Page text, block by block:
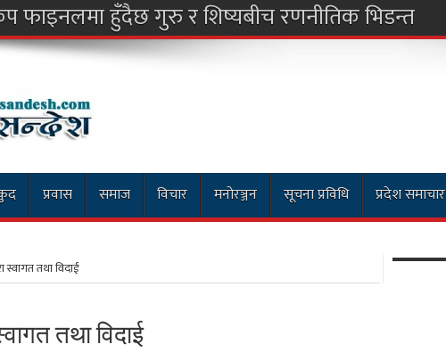
प्रवास समाज विचार मनोरञ्जन सूचना प्रविधि प्रदेश समाचार
स्वागत तथा विदाई
तथा विदाई